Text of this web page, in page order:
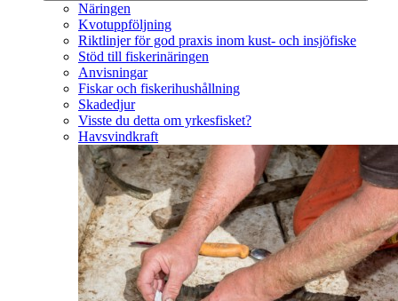
Näringen
Kvotuppföljning
Riktlinjer för god praxis inom kust- och insjöfiske
Stöd till fiskerinäringen
Anvisningar
Fiskar och fiskerihushållning
Skadedjur
Visste du detta om yrkesfisket?
Havsvindkraft